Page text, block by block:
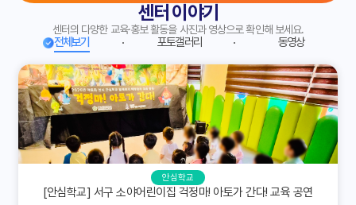
센터 이야기
센터의 다양한 교육·홍보 활동을 사진과 영상으로 확인해 보세요.
전체보기 포토갤러리 동영상
안심학교
[안심학교] 서구 소야어린이집 걱정마! 아토가 간다! 교육 공연